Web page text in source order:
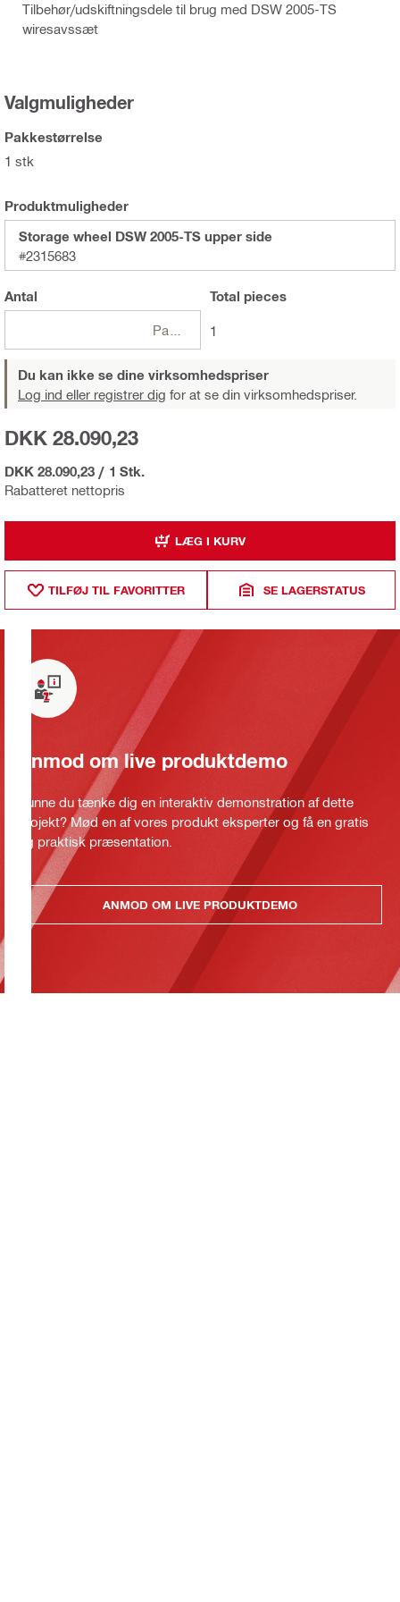
Tilbehør/udskiftningsdele til brug med DSW 2005-TS
wiresavssæt
Valgmuligheder
Pakkestørrelse
1 stk
Produktmuligheder
Storage wheel DSW 2005-TS upper side
#2315683
Antal Total pieces
1
Du kan ikke se dine virksomhedspriser
Log ind eller registrer dig for at se din virksomhedspriser.
Rabatteret nettopris
DKK 28.090,23
DKK 28.090,23 / 1 Stk.
LÆG I KURV
TILFØJ TIL FAVORITTER SE LAGERSTATUS
Anmod om live produktdemo
Kunne du tænke dig en interaktiv demonstration af dette
projekt? Mød en af vores produkt eksperter og få en gratis
og praktisk præsentation.
ANMOD OM LIVE PRODUKTDEMO